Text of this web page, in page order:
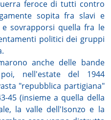
feroce di tutti contro
sopita fra slavi e
sovrapporsi quella fra le
politici dei gruppi
anche delle bande
nell'estate del 1944
"repubblica partigiana"
45 (insieme a quella della
la valle dell'Isonzo e la